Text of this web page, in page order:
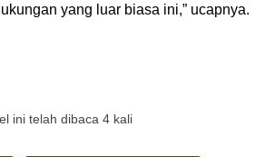
yang luar biasa ini,” ucapnya.
ini telah dibaca 4 kali